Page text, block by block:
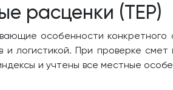
расценки (ТЕР)
особенности
логистикой. При проверке
и учтены все местные